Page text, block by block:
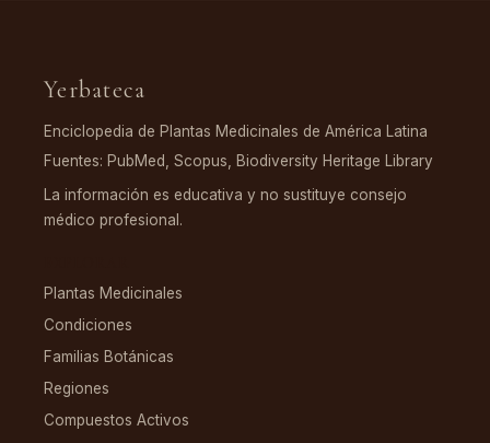
Yerbateca
Enciclopedia de Plantas Medicinales de América Latina
Fuentes: PubMed, Scopus, Biodiversity Heritage Library
La información es educativa y no sustituye consejo
médico profesional.
Plantas Medicinales
Condiciones
Familias Botánicas
Regiones
Compuestos Activos